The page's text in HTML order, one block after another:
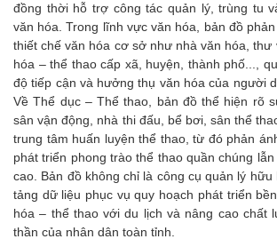
đồng thời hỗ trợ công tác quản lý, trùng tu
văn hóa. Trong lĩnh vực văn hóa, bản đồ
thiết chế văn hóa cơ sở như nhà văn hóa, thư
hóa – thể thao cấp xã, huyện, thành phố...,
độ tiếp cận và hưởng thụ văn hóa của người
Về Thể dục – Thể thao, bản đồ thể hiện rõ
sân vận động, nhà thi đấu, bể bơi, sân thể
trung tâm huấn luyện thể thao, từ đó phản
phát triển phong trào thể thao quần chúng
cao. Bản đồ không chỉ là công cụ quản lý hữu
tảng dữ liệu phục vụ quy hoạch phát triển
hóa – thể thao với du lịch và nâng cao chất
thần của nhân dân toàn tỉnh.